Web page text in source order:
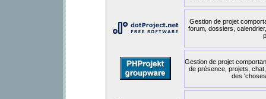
Gestion de projet
forum, dossiers,
Gestion de projet
de présence, projets,
des